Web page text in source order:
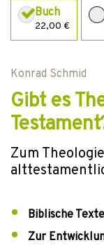
Buch
22,00 €
Konrad Schmid
Gibt es
Zum
Biblische
Zur